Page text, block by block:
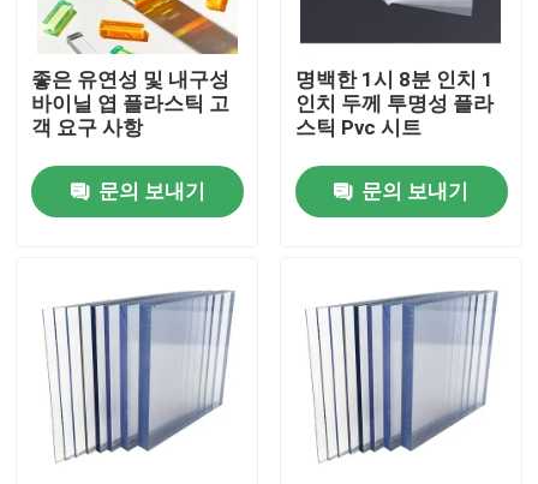
제품 소개
비디오
단단한 다중 탄산염 시트
폴리카보네이트 양각으로 무늬넣은 천
물결모양 다중 탄산염 시트
플라스틱 아크릴 시트
좋은 유연성 및 내구성
바이닐 엽 플라스틱 고
객 요구 사항
문의 보내기
명백한 1시 8분 인치 1
인치 두께 투명성 플라
스틱 Pvc 시트
문의 보내기